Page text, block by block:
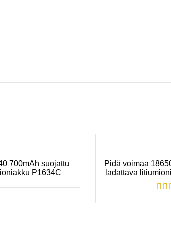
700mAh suojattu
P1634C
Pidä voimaa
ladattava